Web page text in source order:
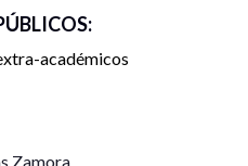
académicos
Zamora